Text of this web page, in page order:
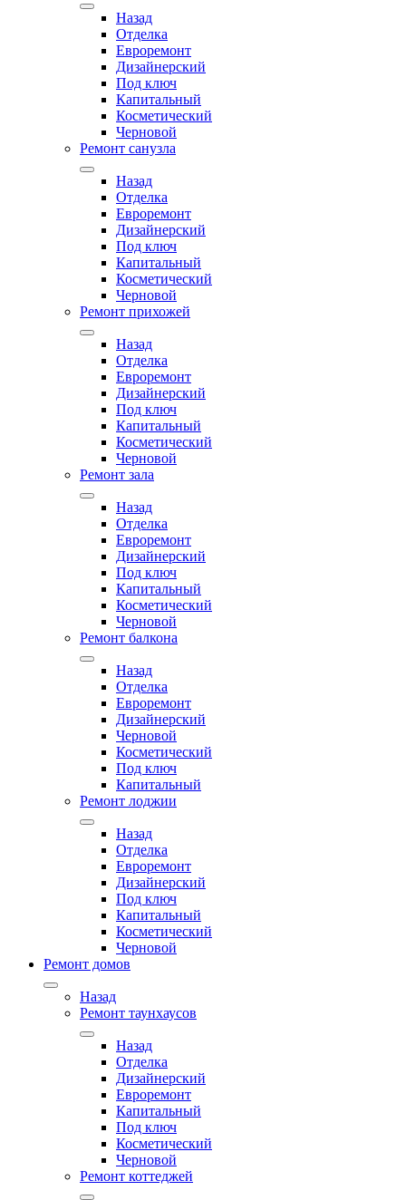
Назад
Отделка
Евроремонт
Дизайнерский
Под ключ
Капитальный
Косметический
Черновой
Ремонт санузла
Назад
Отделка
Евроремонт
Дизайнерский
Под ключ
Капитальный
Косметический
Черновой
Ремонт прихожей
Назад
Отделка
Евроремонт
Дизайнерский
Под ключ
Капитальный
Косметический
Черновой
Ремонт зала
Назад
Отделка
Евроремонт
Дизайнерский
Под ключ
Капитальный
Косметический
Черновой
Ремонт балкона
Назад
Отделка
Евроремонт
Дизайнерский
Черновой
Косметический
Под ключ
Капитальный
Ремонт лоджии
Назад
Отделка
Евроремонт
Дизайнерский
Под ключ
Капитальный
Косметический
Черновой
Ремонт домов
Назад
Ремонт таунхаусов
Назад
Отделка
Дизайнерский
Евроремонт
Капитальный
Под ключ
Косметический
Черновой
Ремонт коттеджей